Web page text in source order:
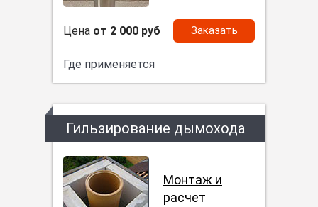
Цена от 2 000 руб Заказать
Где применяется
Гильзирование дымохода
Монтаж и
расчет